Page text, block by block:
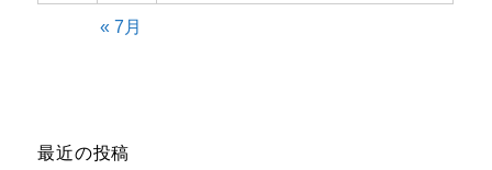
« 7月
最近の投稿